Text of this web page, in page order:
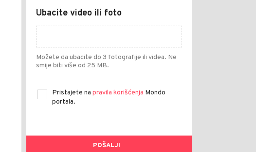
Ubacite video ili foto
Možete da ubacite do 3 fotografije ili videa. Ne
smije biti više od 25 MB.
Pristajete na pravila korišćenja Mondo
portala.
POŠALJI